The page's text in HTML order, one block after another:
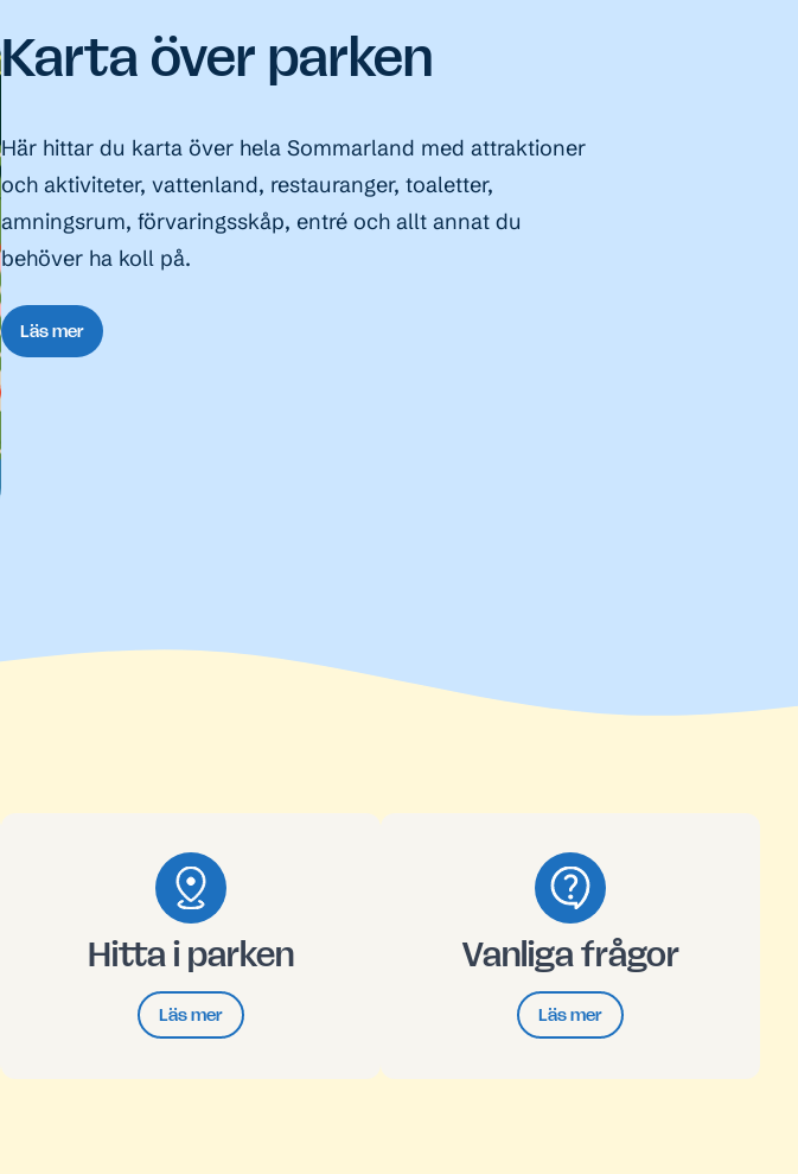
Karta över parken
Här hittar du karta över hela Sommarland med attraktioner
och aktiviteter, vattenland, restauranger, toaletter,
amningsrum, förvaringsskåp, entré och allt annat du
behöver ha koll på.
Läs mer
Hitta i parken
Läs mer
Vanliga frågor
Läs mer